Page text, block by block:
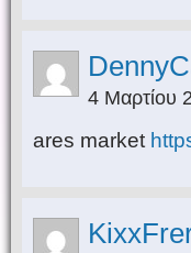
4 Μαρτίου
ares market